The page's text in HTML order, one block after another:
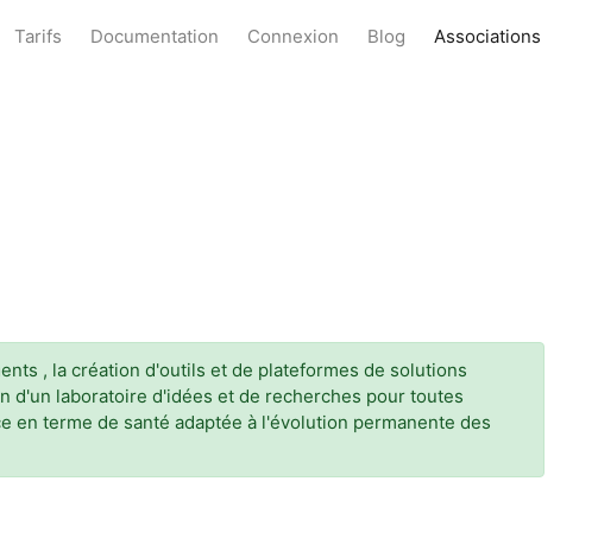
Tarifs Documentation Connexion Blog Associations
, la création d'outils et de plateformes de solutions
d'un laboratoire d'idées et de recherches pour toutes
terme de santé adaptée à l'évolution permanente des